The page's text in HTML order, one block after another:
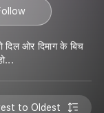
दिल ओर दिमाग के बिच
to Oldest